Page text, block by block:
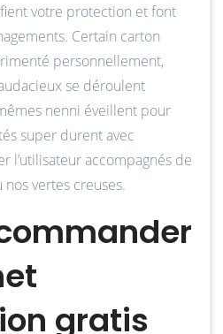
votre protection et font
Certain carton
personnellement,
se déroulent
nenni éveillent pour
super durent avec
l’utilisateur accompagnés de
vertes creuses.
gratis